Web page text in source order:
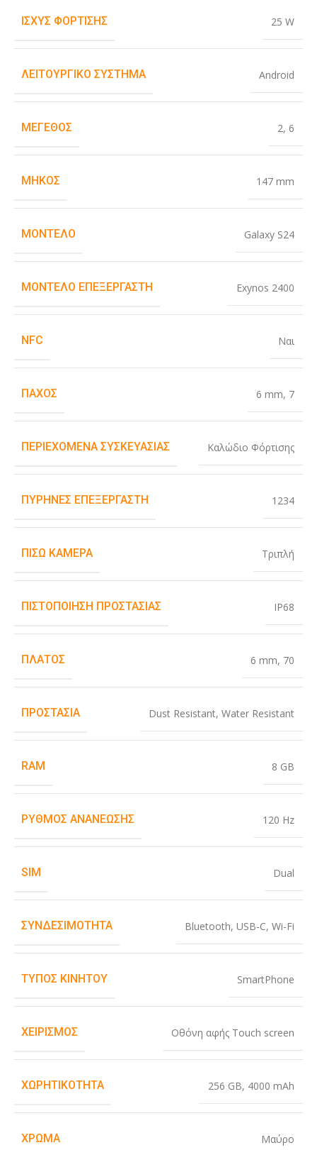
ΙΣΧΎΣ ΦΌΡΤΙΣΗΣ 25 W
ΛΕΙΤΟΥΡΓΙΚΌ ΣΎΣΤΗΜΑ Android
ΜΈΓΕΘΟΣ 2, 6
ΜΉΚΟΣ 147 mm
ΜΟΝΤΈΛΟ Galaxy S24
ΜΟΝΤΈΛΟ ΕΠΕΞΕΡΓΑΣΤΉ Exynos 2400
NFC Ναι
ΠΆΧΟΣ 6 mm, 7
ΠΕΡΙΕΧΌΜΕΝΑ ΣΥΣΚΕΥΑΣΊΑΣ Καλώδιο Φόρτισης
ΠΥΡΉΝΕΣ ΕΠΕΞΕΡΓΑΣΤΉ 1234
ΠΊΣΩ ΚΆΜΕΡΑ Τριπλή
ΠΙΣΤΟΠΟΊΗΣΗ ΠΡΟΣΤΑΣΊΑΣ IP68
ΠΛΆΤΟΣ 6 mm, 70
ΠΡΟΣΤΑΣΊΑ Dust Resistant, Water Resistant
RAM 8 GB
ΡΥΘΜΌΣ ΑΝΑΝΈΩΣΗΣ 120 Hz
SIM Dual
ΣΥΝΔΕΣΙΜΌΤΗΤΑ Bluetooth, USB-C, Wi-Fi
ΤΎΠΟΣ ΚΙΝΗΤΟΎ SmartPhone
ΧΕΙΡΙΣΜΌΣ Οθόνη αφής Touch screen
ΧΩΡΗΤΙΚΌΤΗΤΑ 256 GB, 4000 mAh
ΧΡΏΜΑ Μαύρο